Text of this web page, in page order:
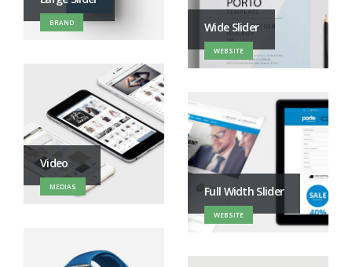
BRAND Wide Slider
WEBSITE
Video
MEDIAS Full Width Slider
WEBSITE